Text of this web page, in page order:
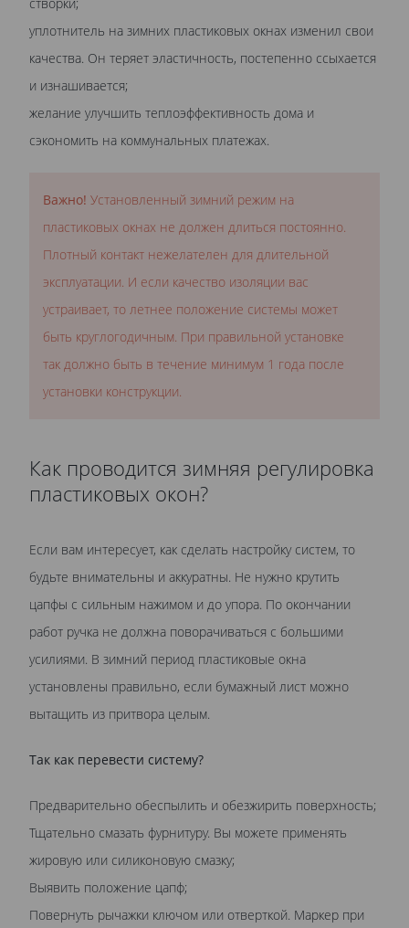
уплотнитель на зимних пластиковых окнах изменил свои
качества. Он теряет эластичность, постепенно ссыхается
и изнашивается;
желание улучшить теплоэффективность дома и
сэкономить на коммунальных платежах.
Важно! Установленный зимний режим на
пластиковых окнах не должен длиться постоянно.
Плотный контакт нежелателен для длительной
эксплуатации. И если качество изоляции вас
устраивает, то летнее положение системы может
быть круглогодичным. При правильной установке
так должно быть в течение минимум 1 года после
установки конструкции.
Как проводится зимняя регулировка
пластиковых окон?
Если вам интересует, как сделать настройку систем, то
будьте внимательны и аккуратны. Не нужно крутить
цапфы с сильным нажимом и до упора. По окончании
работ ручка не должна поворачиваться с большими
усилиями. В зимний период пластиковые окна
установлены правильно, если бумажный лист можно
вытащить из притвора целым.
Так как перевести систему?
Предварительно обеспылить и обезжирить поверхность;
Тщательно смазать фурнитуру. Вы можете применять
жировую или силиконовую смазку;
Выявить положение цапф;
Повернуть рычажки ключом или отверткой. Маркер при